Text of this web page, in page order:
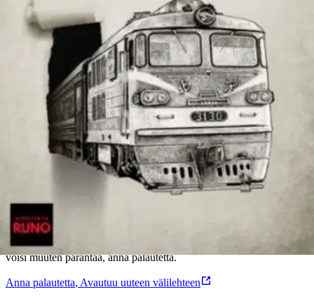
Teologian tohtori Petri Merenlahti (s. 1966 Helsingissä) on
työskennellyt tutkijana, tietokirjailijana ja arkkipiispan
erityisavustajana. Häneltä on aiemmin ilmestynyt Raamatun
kerrontaa ja henkilökuvausta käsittelevä teos Ihmisen näköinen
Jumala (Otava, 2007). Merenlahti on saanut Teologisen
Aikakauskirjan Mikael-palkinnon tunnustukseksi teologisen tieteen
julkaisemisesta selkeällä ja kauniilla suomen kielellä. Minä yksin
voin tehdä sinusta ehjän on hänen esikoisrunokokoelmansa.
Ominaisuudet
Oletko tyytyväinen tuotetietoihin?
Ovatko tuotetiedot riittävät? Jos tuotetiedoissa on puutteita tai niitä
voisi muuten parantaa, anna palautetta.
Anna palautetta, Avautuu uuteen välilehteen